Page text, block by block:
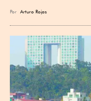
Por Arturo Rojas